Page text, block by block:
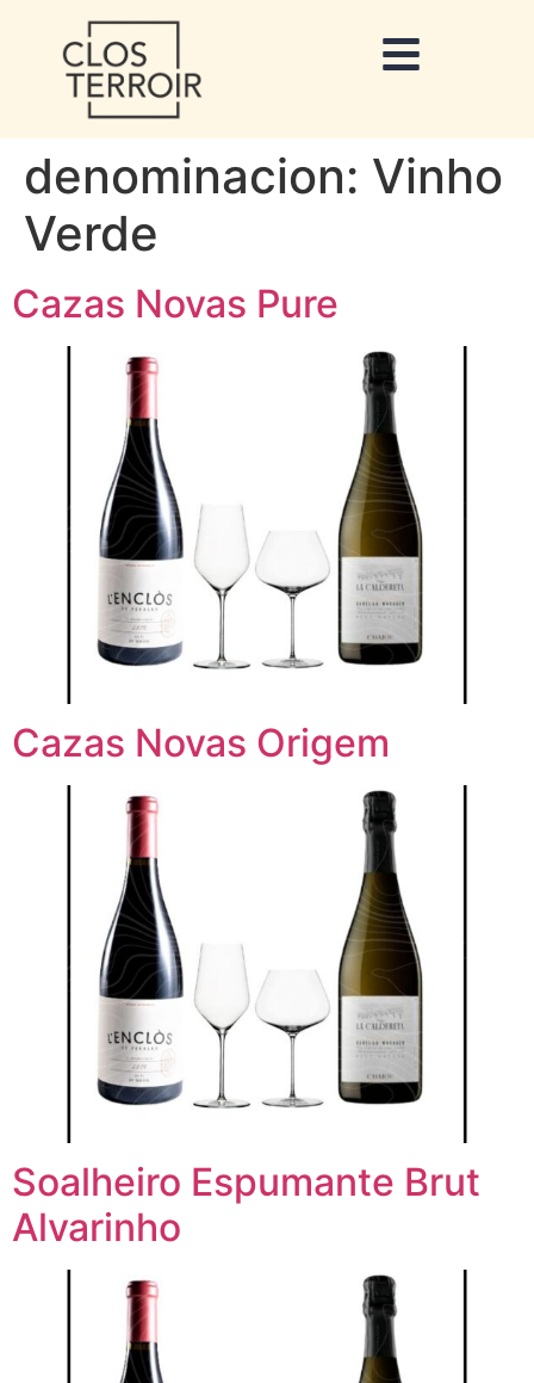
denominacion: Vinho
Verde
Cazas Novas Pure
Cazas Novas Origem
Soalheiro Espumante Brut
Alvarinho